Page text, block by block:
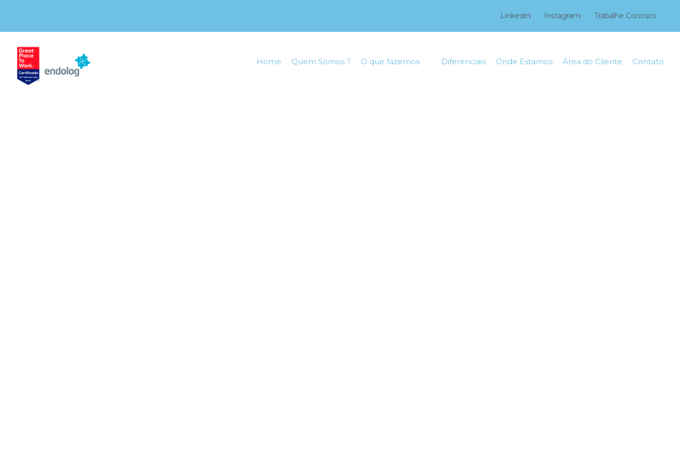
Linkedin Instagram Trabalhe Conosco
Home Quem Somos ? O que fazemos Diferenciais Onde Estamos Área do Cliente Contato